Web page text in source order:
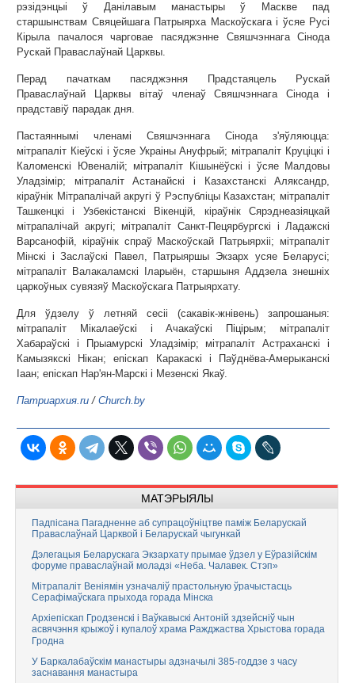
рэзідэнцыі ў Данілавым манастыры ў Маскве пад
старшынствам Свяцейшага Патрыярха Маскоўскага і ўсяе Русі
Кірыла пачалося чарговае пасяджэнне Свяшчэннага Сінода
Рускай Праваслаўнай Царквы.
Перад пачаткам пасяджэння Прадстаяцель Рускай
Праваслаўнай Царквы вітаў членаў Свяшчэннага Сінода і
прадставіў парадак дня.
Пастаяннымі членамі Свяшчэннага Сінода з'яўляюцца:
мітрапаліт Кіеўскі і ўсяе Украіны Ануфрый; мітрапаліт Круціцкі і
Каломенскі Ювеналій; мітрапаліт Кішынёўскі і ўсяе Малдовы
Уладзімір; мітрапаліт Астанайскі і Казахстанскі Аляксандр,
кіраўнік Мітрапалічай акругі ў Рэспубліцы Казахстан; мітрапаліт
Ташкенцкі і Узбекістанскі Вікенцій, кіраўнік Сярэднеазіяцкай
мітрапалічай акругі; мітрапаліт Санкт-Пецярбургскі і Ладажскі
Варсанофій, кіраўнік спраў Маскоўскай Патрыярхіі; мітрапаліт
Мінскі і Заслаўскі Павел, Патрыяршы Экзарх усяе Беларусі;
мітрапаліт Валакаламскі Іларыён, старшыня Аддзела знешніх
царкоўных сувязяў Маскоўскага Патрыярхату.
Для ўдзелу ў летняй сесіі (сакавік-жнівень) запрошаныя:
мітрапаліт Мікалаеўскі і Ачакаўскі Піцірым; мітрапаліт
Хабараўскі і Прыамурскі Уладзімір; мітрапаліт Астраханскі і
Камызякскі Нікан; епіскап Каракаскі і Паўднёва-Амерыканскі
Іаан; епіскап Нар'ян-Марскі і Мезенскі Якаў.
Патриархия.ru / Church.by
МАТЭРЫЯЛЫ
Падпісана Пагадненне аб супрацоўніцтве паміж Беларускай
Праваслаўнай Царквой і Беларускай чыгункай
Дэлегацыя Беларускага Экзархату прымае ўдзел у Еўразійскім
форуме праваслаўнай моладзі «Неба. Чалавек. Стэп»
Мітрапаліт Веніямін узначаліў прастольную ўрачыстасць
Серафімаўскага прыхода горада Мінска
Архіепіскап Гродзенскі і Ваўкавыскі Антоній здзейсніў чын
асвячэння крыжоў і купалоў храма Ражджаства Хрыстова горада
Гродна
У Баркалабаўскім манастыры адзначылі 385-годдзе з часу
заснавання манастыра